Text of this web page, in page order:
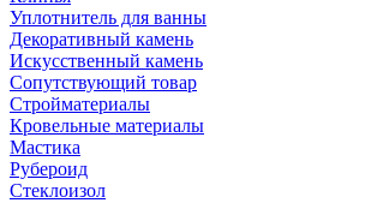
Уплотнитель для ванны
Декоративный камень
Искусственный камень
Сопутствующий товар
Стройматериалы
Кровельные материалы
Мастика
Рубероид
Стеклоизол